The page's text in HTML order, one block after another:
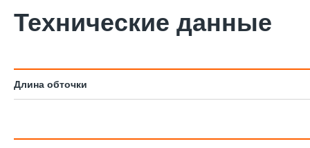
Технические данные
Длина обточки